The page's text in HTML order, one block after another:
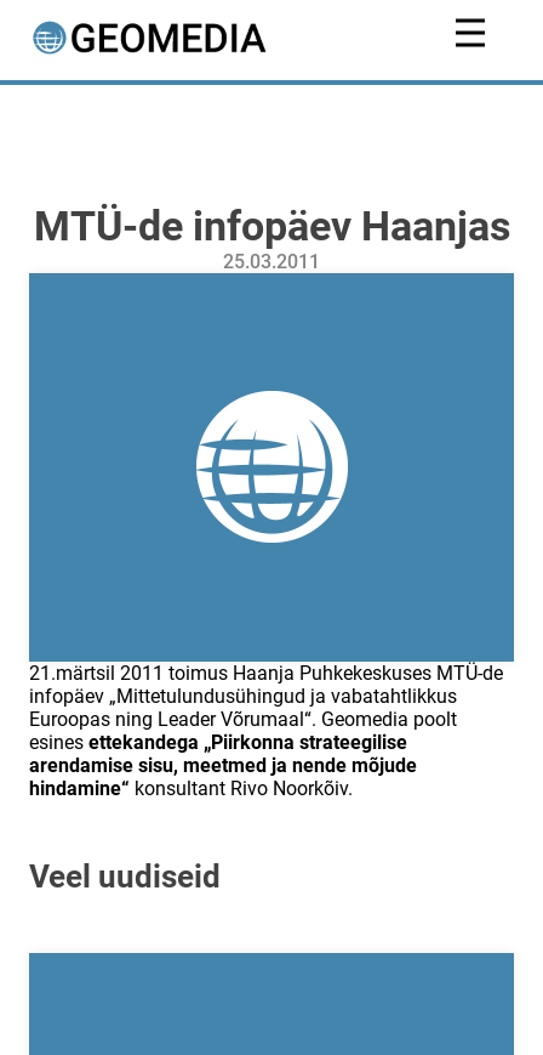
MTÜ-de infopäev Haanjas
25.03.2011
21.märtsil 2011 toimus Haanja Puhkekeskuses MTÜ-de
infopäev „Mittetulundusühingud ja vabatahtlikkus
Euroopas ning Leader Võrumaal“. Geomedia poolt
esines ettekandega „Piirkonna strateegilise
arendamise sisu, meetmed ja nende mõjude
hindamine“ konsultant Rivo Noorkõiv.
Veel uudiseid